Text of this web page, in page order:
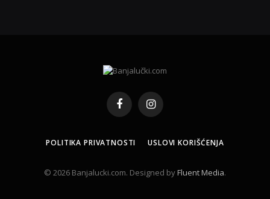
FacebookInstagram
POLITIKA PRIVATNOSTI USLOVI KORIŠĆENJA
© 2026 Banjalucki.com. Designed byFluent Media.